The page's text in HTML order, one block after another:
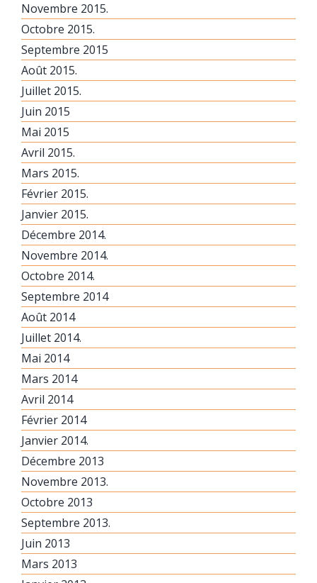
Novembre 2015.
Octobre 2015.
Septembre 2015
Août 2015.
Juillet 2015.
Juin 2015
Mai 2015
Avril 2015.
Mars 2015.
Février 2015.
Janvier 2015.
Décembre 2014.
Novembre 2014.
Octobre 2014.
Septembre 2014
Août 2014
Juillet 2014.
Mai 2014
Mars 2014
Avril 2014
Février 2014
Janvier 2014.
Décembre 2013
Novembre 2013.
Octobre 2013
Septembre 2013.
Juin 2013
Mars 2013